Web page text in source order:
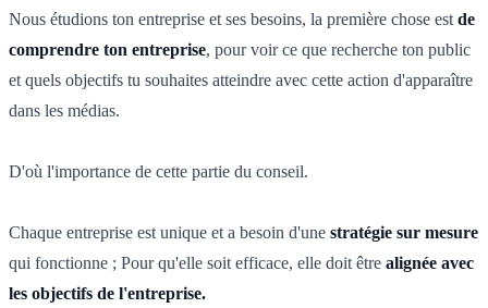
Nous étudions ton entreprise et ses besoins, la première chose est de
comprendre ton entreprise, pour voir ce que recherche ton public
et quels objectifs tu souhaites atteindre avec cette action d'apparaître
dans les médias.
D'où l'importance de cette partie du conseil.
Chaque entreprise est unique et a besoin d'une stratégie sur mesure
qui fonctionne ; Pour qu'elle soit efficace, elle doit être alignée avec
les objectifs de l'entreprise.